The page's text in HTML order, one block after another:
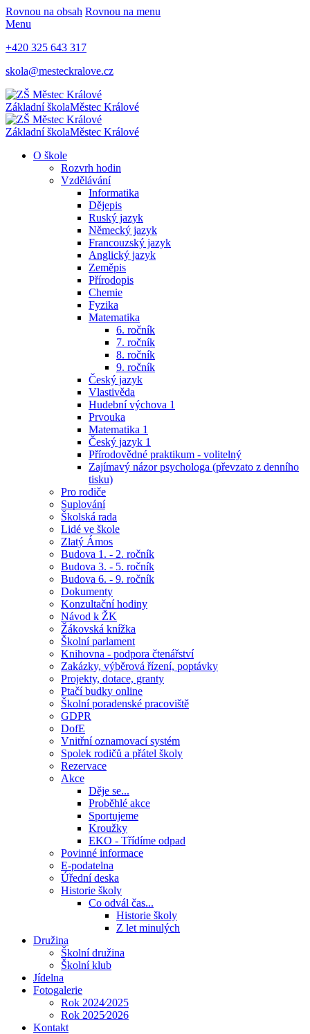
Rovnou na obsah Rovnou na menu
Menu
+420 325 643 317
skola@mesteckralove.cz
Základní školaMěstec Králové
Základní školaMěstec Králové
O škole
Rozvrh hodin
Vzdělávání
Informatika
Dějepis
Ruský jazyk
Německý jazyk
Francouzský jazyk
Anglický jazyk
Zeměpis
Přírodopis
Chemie
Fyzika
Matematika
6. ročník
7. ročník
8. ročník
9. ročník
Český jazyk
Vlastivěda
Hudební výchova 1
Prvouka
Matematika 1
Český jazyk 1
Přírodovědné praktikum - volitelný
Zajímavý názor psychologa (převzato z denního
tisku)
Pro rodiče
Suplování
Školská rada
Lidé ve škole
Zlatý Ámos
Budova 1. - 2. ročník
Budova 3. - 5. ročník
Budova 6. - 9. ročník
Dokumenty
Konzultační hodiny
Návod k ŽK
Žákovská knížka
Školní parlament
Knihovna - podpora čtenářství
Zakázky, výběrová řízení, poptávky
Projekty, dotace, granty
Ptačí budky online
Školní poradenské pracoviště
GDPR
DofE
Vnitřní oznamovací systém
Spolek rodičů a přátel školy
Rezervace
Akce
Děje se...
Proběhlé akce
Sportujeme
Kroužky
EKO - Třídíme odpad
Povinné informace
E-podatelna
Úřední deska
Historie školy
Co odvál čas...
Historie školy
Z let minulých
Družina
Školní družina
Školní klub
Jídelna
Fotogalerie
Rok 2024⁄2025
Rok 2025⁄2026
Kontakt